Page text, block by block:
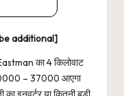
additional]
का 4 किलोवाट
– 37000 आएगा